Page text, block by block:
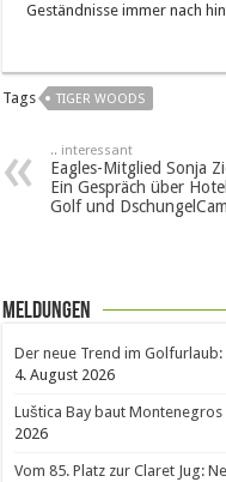
Geständnisse immer nach
Tags TIGER WOODS
.. interessant
Eagles-Mitglied Sonja
Ein Gespräch über
Golf und
Meldungen
Der neue Trend im
4. August 2026
Luštica Bay baut
2026
Vom 85. Platz zur Claret Jug: